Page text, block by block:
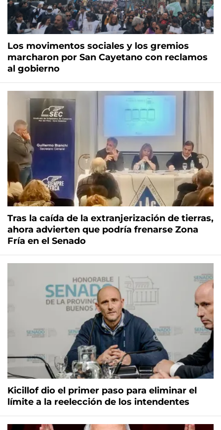
Los movimentos sociales y los gremios
marcharon por San Cayetano con reclamos
al gobierno
Tras la caída de la extranjerización de tierras,
ahora advierten que podría frenarse Zona
Fría en el Senado
Kicillof dio el primer paso para eliminar el
límite a la reelección de los intendentes